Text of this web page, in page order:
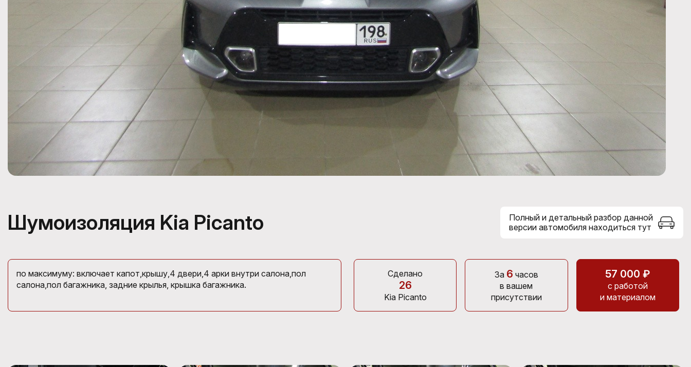
Шумоизоляция Kia Picanto
Полный и детальный разбор данной
версии автомобиля находиться тут
по максимуму: включает капот,крышу,4 двери,4 арки внутри салона,пол
салона,пол багажника, задние крылья, крышка багажника.
Сделано
26
Kia Picanto
За 6 часов
в вашем
присутствии
57 000 ₽
с работой
и материалом